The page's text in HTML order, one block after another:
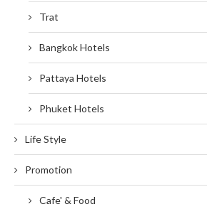
Trat
Bangkok Hotels
Pattaya Hotels
Phuket Hotels
Life Style
Promotion
Cafe' & Food